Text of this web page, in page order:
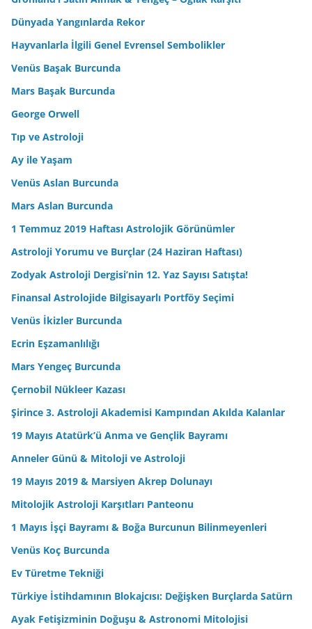
Dünyada Yangınlarda Rekor
Hayvanlarla İlgili Genel Evrensel Sembolikler
Venüs Başak Burcunda
Mars Başak Burcunda
George Orwell
Tıp ve Astroloji
Ay ile Yaşam
Venüs Aslan Burcunda
Mars Aslan Burcunda
1 Temmuz 2019 Haftası Astrolojik Görünümler
Astroloji Yorumu ve Burçlar (24 Haziran Haftası)
Zodyak Astroloji Dergisi’nin 12. Yaz Sayısı Satışta!
Finansal Astrolojide Bilgisayarlı Portföy Seçimi
Venüs İkizler Burcunda
Ecrin Eşzamanlılığı
Mars Yengeç Burcunda
Çernobil Nükleer Kazası
Şirince 3. Astroloji Akademisi Kampından Akılda Kalanlar
19 Mayıs Atatürk’ü Anma ve Gençlik Bayramı
Anneler Günü & Mitoloji ve Astroloji
19 Mayıs 2019 & Marsiyen Akrep Dolunayı
Mitolojik Astroloji Karşıtları Panteonu
1 Mayıs İşçi Bayramı & Boğa Burcunun Bilinmeyenleri
Venüs Koç Burcunda
Ev Türetme Tekniği
Türkiye İstihdamının Blokajcısı: Değişken Burçlarda Satürn
Ayak Fetişizminin Doğuşu & Astronomi Mitolojisi